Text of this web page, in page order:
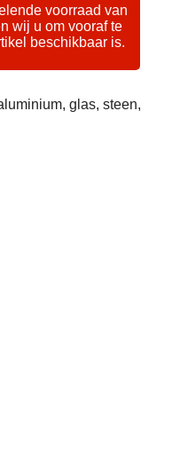
voorraad van
wij u om vooraf te
beschikbaar is.
glas, steen,